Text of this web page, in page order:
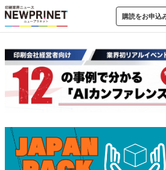
購読をお申込
インデックス
TOP
新着記事 特集記事
動画
インタビュー
コレクション
カテゴリー一覧
新商品 新製品 ＡＩ・デジタル デジタ
SDGs・地域
ポストプレス ビジネス イ